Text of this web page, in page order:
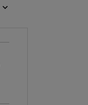
keyboard_arrow_down